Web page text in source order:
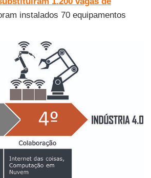
instalados 70 equipamentos